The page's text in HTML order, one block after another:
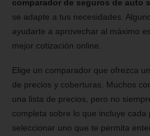
comparador de seguros de auto
se adapte a tus necesidades.
ayudarte a aprovechar al máximo
mejor cotización online.
Elige un comparador que ofrezca
de precios y coberturas. Muchos
una lista de precios, pero no
completa sobre lo que incluye cada
seleccionar uno que te permita